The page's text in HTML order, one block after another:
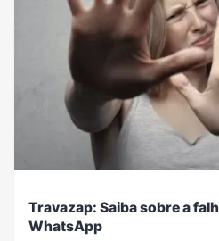
Travazap: Saiba sobre a
WhatsApp